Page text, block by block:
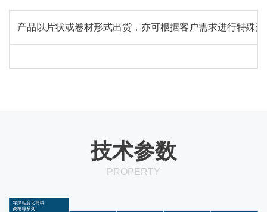
产品以片状或卷材形式出货，亦可根据客户需求进行特殊
技术参数
PROPERTY